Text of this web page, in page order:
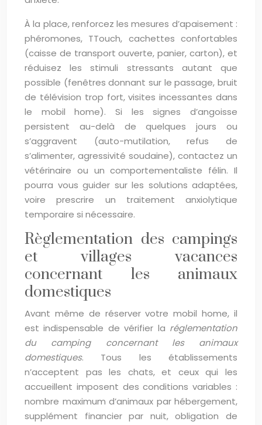
À la place, renforcez les mesures d’apaisement :
phéromones, TTouch, cachettes confortables
(caisse de transport ouverte, panier, carton), et
réduisez les stimuli stressants autant que
possible (fenêtres donnant sur le passage, bruit
de télévision trop fort, visites incessantes dans
le mobil home). Si les signes d’angoisse
persistent au-delà de quelques jours ou
s’aggravent (auto-mutilation, refus de
s’alimenter, agressivité soudaine), contactez un
vétérinaire ou un comportementaliste félin. Il
pourra vous guider sur les solutions adaptées,
voire prescrire un traitement anxiolytique
temporaire si nécessaire.
Règlementation des campings
et villages vacances
concernant les animaux
domestiques
Avant même de réserver votre mobil home, il
est indispensable de vérifier la réglementation
du camping concernant les animaux
domestiques. Tous les établissements
n’acceptent pas les chats, et ceux qui les
accueillent imposent des conditions variables :
nombre maximum d’animaux par hébergement,
supplément financier par nuit, obligation de